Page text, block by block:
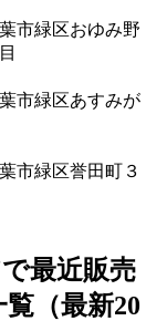
市緑区おゆみ野
市緑区あすみが
市緑区誉田町３
最近販売
（最新20